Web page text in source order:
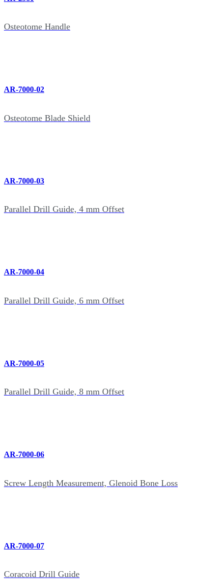
Osteotome Handle
AR-7000-02
Osteotome Blade Shield
AR-7000-03
Parallel Drill Guide, 4 mm Offset
AR-7000-04
Parallel Drill Guide, 6 mm Offset
AR-7000-05
Parallel Drill Guide, 8 mm Offset
AR-7000-06
Screw Length Measurement, Glenoid Bone Loss
AR-7000-07
Coracoid Drill Guide